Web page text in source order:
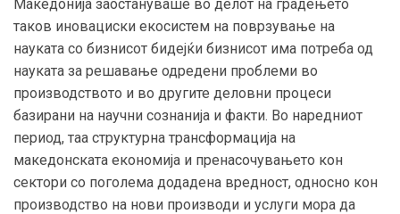
Македонија заостануваше во делот на градењето
таков иновациски екосистем на поврзување на
науката со бизнисот бидејќи бизнисот има потреба од
науката за решавање одредени проблеми во
производството и во другите деловни процеси
базирани на научни сознанија и факти. Во наредниот
период, таа структурна трансформација на
македонската економија и пренасочувањето кон
сектори со поголема додадена вредност, односно кон
производство на нови производи и услуги мора да